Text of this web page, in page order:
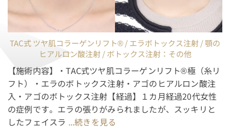
TAC式 ツヤ肌コラーゲンリフト® / エラボトックス注射 / 顎の
ヒアルロン酸注射 / ボトックス注射：その他
【施術内容】・TAC式ツヤ肌コラーゲンリフト®極（糸リ
フト）・エラのボトックス注射・アゴのヒアルロン酸注
入・アゴのボトックス注射【経過】１カ月経過20代女性
の症例です。エラの張りがみられましたが、スッキリと
したフェイスラ ...続きを見る